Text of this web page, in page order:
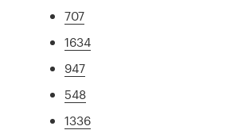
707
1634
947
548
1336